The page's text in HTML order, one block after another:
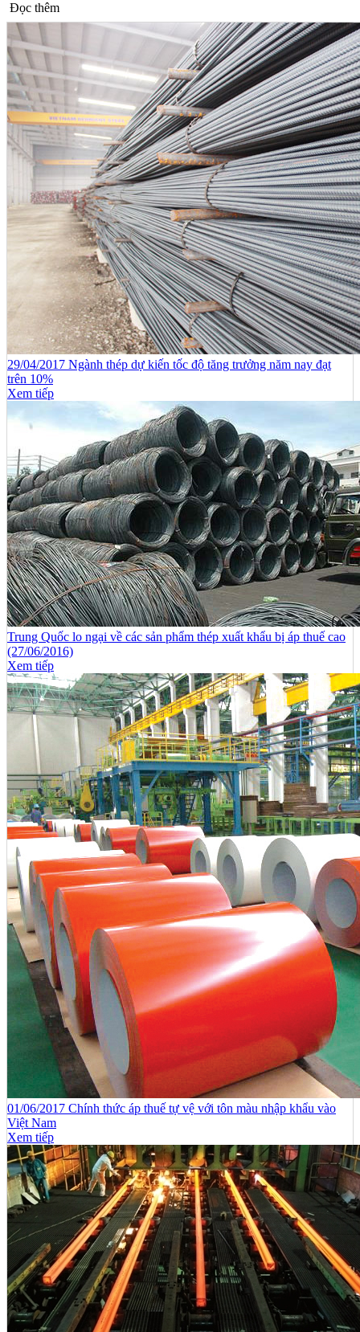
Đọc thêm
29/04/2017 Ngành thép dự kiến tốc độ tăng trưởng năm nay đạt
trên 10%
Xem tiếp
Trung Quốc lo ngại về các sản phẩm thép xuất khẩu bị áp thuế cao
(27/06/2016)
Xem tiếp
01/06/2017 Chính thức áp thuế tự vệ với tôn màu nhập khẩu vào
Việt Nam
Xem tiếp